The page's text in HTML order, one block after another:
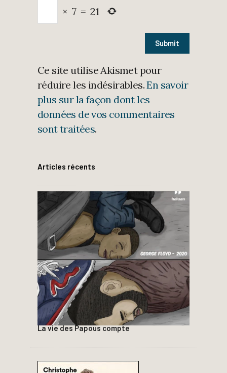
× 7 = 21
Ce site utilise Akismet pour
réduire les indésirables.En savoir
plus sur la façon dont les
données de vos commentaires
sont traitées.
Articles récents
La vie des Papous compte